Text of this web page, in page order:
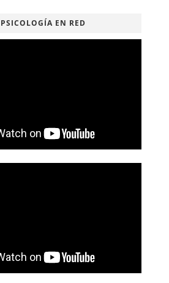
PSICOLOGÍA EN RED